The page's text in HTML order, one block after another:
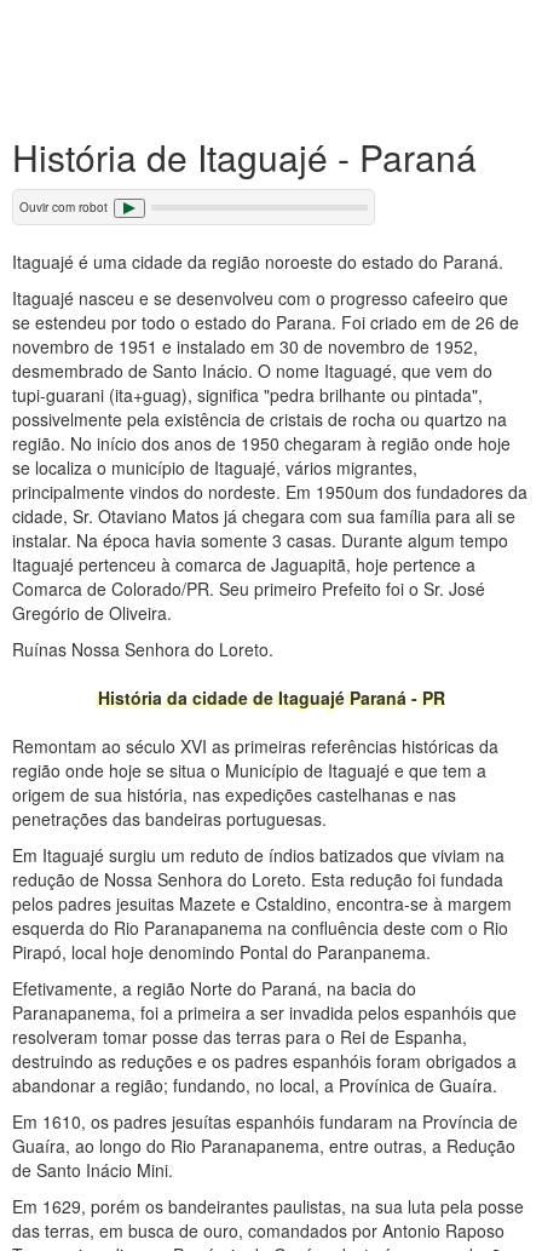
História de Itaguajé - Paraná
Ouvir com robot
Itaguajé é uma cidade da região noroeste do estado do Paraná.
Itaguajé nasceu e se desenvolveu com o progresso cafeeiro que
se estendeu por todo o estado do Parana. Foi criado em de 26 de
novembro de 1951 e instalado em 30 de novembro de 1952,
desmembrado de Santo Inácio. O nome Itaguagé, que vem do
tupi-guarani (ita+guag), significa "pedra brilhante ou pintada",
possivelmente pela existência de cristais de rocha ou quartzo na
região. No início dos anos de 1950 chegaram à região onde hoje
se localiza o município de Itaguajé, vários migrantes,
principalmente vindos do nordeste. Em 1950um dos fundadores da
cidade, Sr. Otaviano Matos já chegara com sua família para ali se
instalar. Na época havia somente 3 casas. Durante algum tempo
Itaguajé pertenceu à comarca de Jaguapitã, hoje pertence a
Comarca de Colorado/PR. Seu primeiro Prefeito foi o Sr. José
Gregório de Oliveira.
Ruínas Nossa Senhora do Loreto.
História da cidade de Itaguajé Paraná - PR
Remontam ao século XVI as primeiras referências históricas da
região onde hoje se situa o Município de Itaguajé e que tem a
origem de sua história, nas expedições castelhanas e nas
penetrações das bandeiras portuguesas.
Em Itaguajé surgiu um reduto de índios batizados que viviam na
redução de Nossa Senhora do Loreto. Esta redução foi fundada
pelos padres jesuitas Mazete e Cstaldino, encontra-se à margem
esquerda do Rio Paranapanema na confluência deste com o Rio
Pirapó, local hoje denomindo Pontal do Paranpanema.
Efetivamente, a região Norte do Paraná, na bacia do
Paranapanema, foi a primeira a ser invadida pelos espanhóis que
resolveram tomar posse das terras para o Rei de Espanha,
destruindo as reduções e os padres espanhóis foram obrigados a
abandonar a região; fundando, no local, a Provínica de Guaíra.
Em 1610, os padres jesuítas espanhóis fundaram na Província de
Guaíra, ao longo do Rio Paranapanema, entre outras, a Redução
de Santo Inácio Mini.
Em 1629, porém os bandeirantes paulistas, na sua luta pela posse
das terras, em busca de ouro, comandados por Antonio Raposo